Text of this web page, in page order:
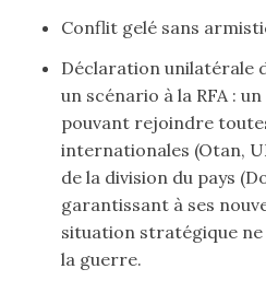
Conflit gelé sans
Déclaration unilatérale
un scénario à la RFA :
pouvant rejoindre
internationales (Otan,
de la division du pays
garantissant à ses
situation stratégique
la guerre.